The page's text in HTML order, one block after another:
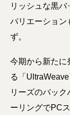
リッシュな黒
バリエーション
ず。
今期から新たに
る「
リーズのバッ
ーリングでPC